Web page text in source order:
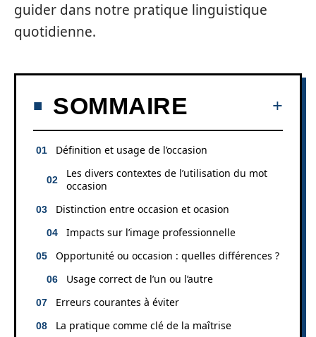
guider dans notre pratique linguistique
quotidienne.
SOMMAIRE
Définition et usage de l’occasion
Les divers contextes de l’utilisation du mot
occasion
Distinction entre occasion et ocasion
Impacts sur l’image professionnelle
Opportunité ou occasion : quelles différences ?
Usage correct de l’un ou l’autre
Erreurs courantes à éviter
La pratique comme clé de la maîtrise